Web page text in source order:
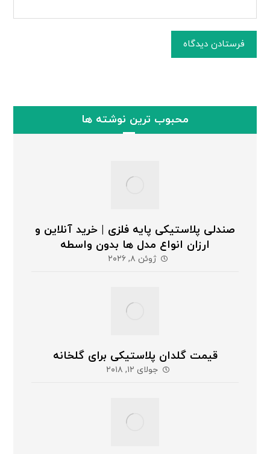
فرستادن دیدگاه
محبوب ترین نوشته ها
صندلی پلاستیکی پایه فلزی | خرید آنلاین و
ارزان انواع مدل ها بدون واسطه
ژوئن ۸, ۲۰۲۶
قیمت گلدان پلاستیکی برای گلخانه
جولای ۱۲, ۲۰۱۸